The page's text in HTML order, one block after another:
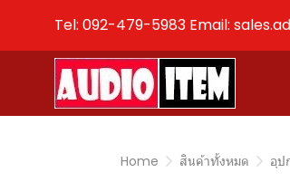
Tel: 092-479-5983 Email:
Home สินค้าทั้งหมด อุป